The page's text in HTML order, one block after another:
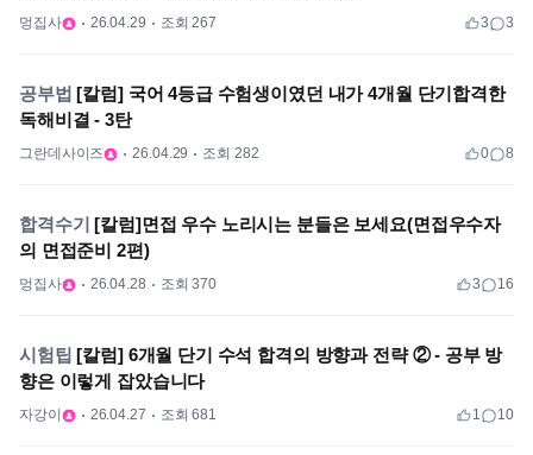
멍집사 26.04.29 조회 267 3 3
공부법 [칼럼] 국어 4등급 수험생이였던 내가 4개월 단기합격한
독해비결 - 3탄
그란데사이즈 26.04.29 조회 282 0 8
합격수기 [칼럼]면접 우수 노리시는 분들은 보세요(면접우수자
의 면접준비 2편)
멍집사 26.04.28 조회 370 3 16
시험팁 [칼럼] 6개월 단기 수석 합격의 방향과 전략 ② - 공부 방
향은 이렇게 잡았습니다
자강이 26.04.27 조회 681 1 10